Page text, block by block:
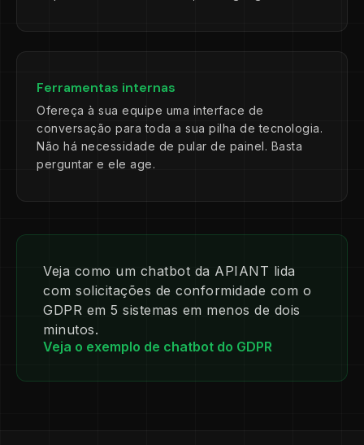
Ferramentas internas
Ofereça à sua equipe uma interface de
conversação para toda a sua pilha de tecnologia.
Não há necessidade de pular de painel. Basta
perguntar e ele age.
Veja como um chatbot da APIANT lida
com solicitações de conformidade com o
GDPR em 5 sistemas em menos de dois
minutos.
Veja o exemplo de chatbot do GDPR